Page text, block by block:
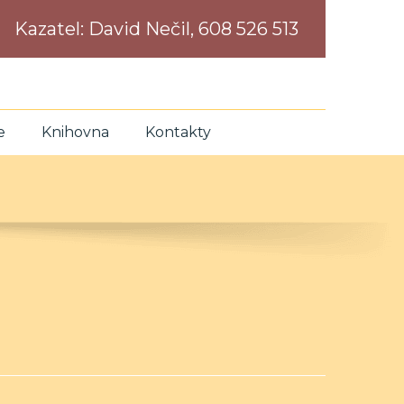
Kazatel: David Nečil, 608 526 513
Knihovna Kontakty